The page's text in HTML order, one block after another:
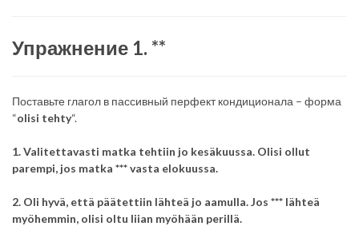
Упражнение 1. **
Поставьте глагол в пассивный перфект кондиционала – форма
“olisi tehty“.
1. Valitettavasti matka tehtiin jo kesäkuussa. Olisi ollut
parempi, jos matka *** vasta elokuussa.
2. Oli hyvä, että päätettiin lähteä jo aamulla. Jos *** lähteä
myöhemmin, olisi oltu liian myöhään perillä.